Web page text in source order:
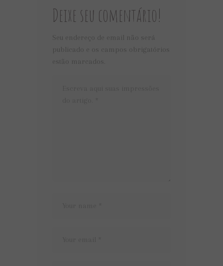
Deixe seu comentário!
Seu endereço de email não será
publicado e os campos obrigatórios
estão marcados.